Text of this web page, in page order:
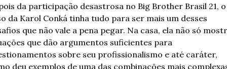
da participação desastrosa no Big Brother Brasil 21, o
da Karol Conká tinha tudo para ser mais um desses
que não vale a pena pegar. Na casa, ela não só
que dão argumentos suficientes para
sobre seu profissionalismo e até caráter,
deu exemplos de uma das combinações mais